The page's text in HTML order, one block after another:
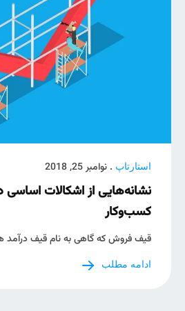
استارتاپ . نوامبر 25, 2018
نشانه‌هایی از اشکالات
کسب‌وکار
قیف فروش که گاهی به نام قیف درآمد
ادامه مطلب